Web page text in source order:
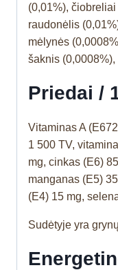
(0,01%),
raudonėlis
mėlynės
šaknis
Priedai /
Vitaminas A
1 500 TV,
mg, cinkas (E6)
manganas (E5)
(E4) 15 mg,
Sudėtyje yra